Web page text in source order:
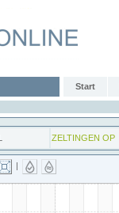
Start
ZELTINGEN OP
|